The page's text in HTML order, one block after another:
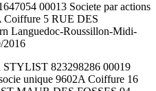
00013 Societe par actions
Coiffure 5 RUE DES
Languedoc-Roussillon-Midi-
2016
823298286 00019
unique 9602A Coiffure 16